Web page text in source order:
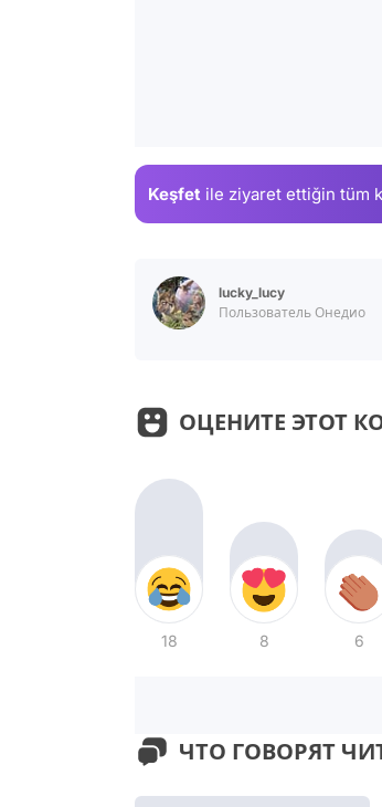
Keşfet ile ziyaret ettiğin tüm
lucky_lucy
Пользователь Онедио
ОЦЕНИТЕ ЭТОТ
18 8 6
ЧТО ГОВОРЯТ